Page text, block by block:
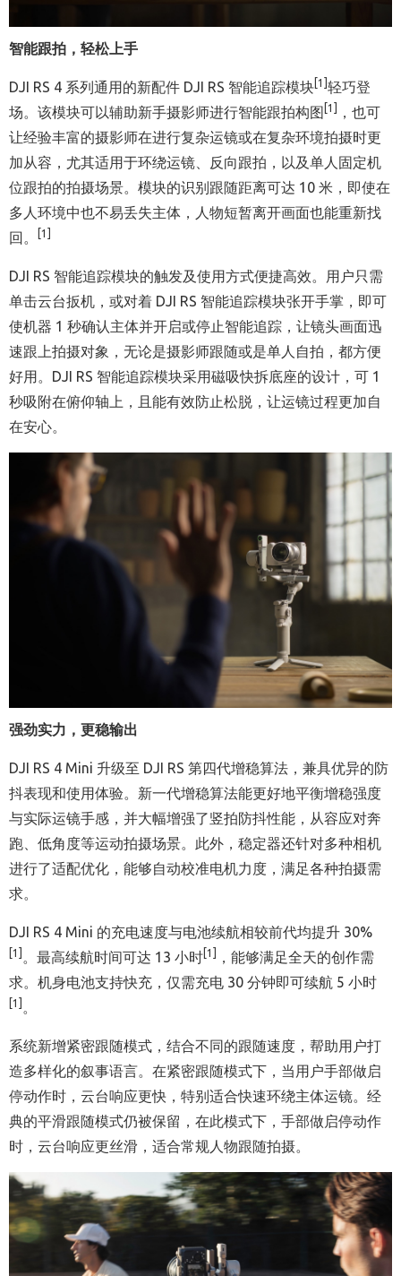
智能跟拍，轻松上手
DJI RS 4 系列通用的新配件 DJI RS 智能追踪模块 [1] 轻巧登
场。该模块可以辅助新手摄影师进行智能跟拍构图 [1]
，也可
让经验丰富的摄影师在进行复杂运镜或在复杂环境拍摄时更
加从容，尤其适用于环绕运镜、反向跟拍，以及单人固定机
位跟拍的拍摄场景。模块的识别跟随距离可达 10 米，即使在
多人环境中也不易丢失主体，人物短暂离开画面也能重新找
回。
[1]
DJI RS 智能追踪模块的触发及使用方式便捷高效。用户只需
单击云台扳机，或对着 DJI RS 智能追踪模块张开手掌，即可
使机器 1 秒确认主体并开启或停止智能追踪，让镜头画面迅
速跟上拍摄对象，无论是摄影师跟随或是单人自拍，都方便
好用。DJI RS 智能追踪模块采用磁吸快拆底座的设计，可 1
秒吸附在俯仰轴上，且能有效防止松脱，让运镜过程更加自
在安心。
强劲实力，更稳输出
DJI RS 4 Mini 升级至 DJI RS 第四代增稳算法，兼具优异的防
抖表现和使用体验。新一代增稳算法能更好地平衡增稳强度
与实际运镜手感，并大幅增强了竖拍防抖性能，从容应对奔
跑、低角度等运动拍摄场景。此外，稳定器还针对多种相机
进行了适配优化，能够自动校准电机力度，满足各种拍摄需
求。
DJI RS 4 Mini 的充电速度与电池续航相较前代均提升 30%
[1] 。最高续航时间可达 13 小时 [1]
，能够满足全天的创作需
求。机身电池支持快充，仅需充电 30 分钟即可续航 5 小时
[1] 。
系统新增紧密跟随模式，结合不同的跟随速度，帮助用户打
造多样化的叙事语言。在紧密跟随模式下，当用户手部做启
停动作时，云台响应更快，特别适合快速环绕主体运镜。经
典的平滑跟随模式仍被保留，在此模式下，手部做启停动作
时，云台响应更丝滑，适合常规人物跟随拍摄。